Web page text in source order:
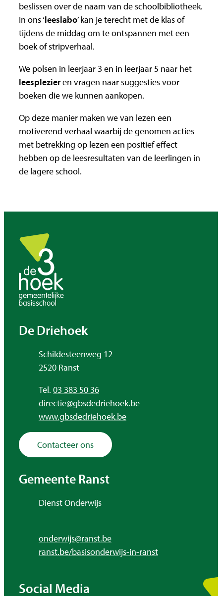
beslissen over de naam van de schoolbibliotheek.
In ons ‘leeslabo’ kan je terecht met de klas of
tijdens de middag om te ontspannen met een
boek of stripverhaal.
We polsen in leerjaar 3 en in leerjaar 5 naar het
leesplezieren vragen naar suggesties voor
boeken die we kunnen aankopen.
Op deze manier maken we van lezen een
motiverend verhaal waarbij de genomen acties
met betrekking op lezen een positief effect
hebben op de leesresultaten van de leerlingen in
de lagere school.
De Driehoek
AdresSchildesteenweg 12
,2520 Ranst
03 383 50 36
E-maildirectie@gbsdedriehoek.be
Websitewww.gbsdedriehoek.be
Contacteer ons
Gemeente Ranst
AdresDienst Onderwijs
E-mailonderwijs@ranst.be
Websiteranst.be/basisonderwijs-in-ranst
Social Media